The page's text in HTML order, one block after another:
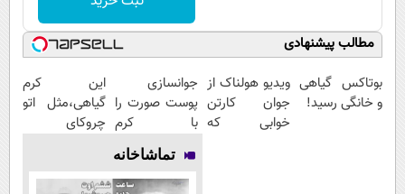
مطالب پیشنهادی
بوتاکس گیاهی
و خانگی رسید!
ویدیو هولناک از
جوان کارتن
خوابی که
جوانسازی
پوست صورت را
با کرم
ضدچروک
آلمانی تجربه
کنید!
این کرم
گیاهی،مثل اتو
چروکای
تماشاخانه